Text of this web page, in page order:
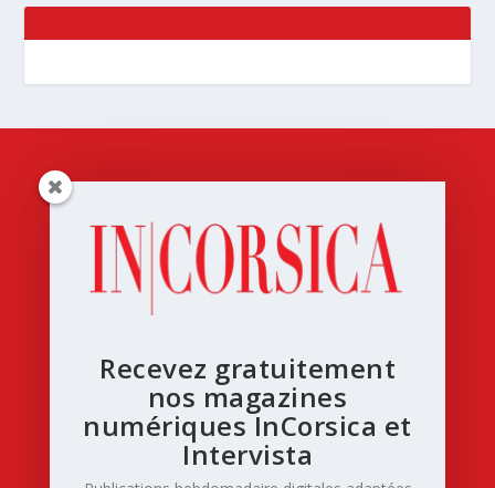
Recevez gratuitement
nos magazines
numériques InCorsica et
Intervista